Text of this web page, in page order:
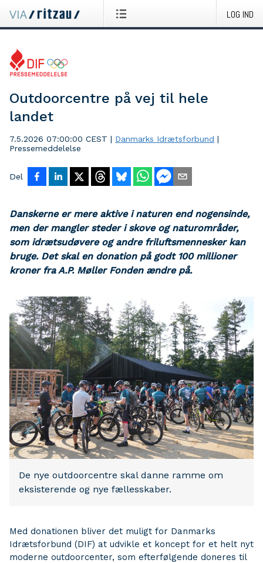
LOG IND
Outdoorcentre på vej til hele
landet
7.5.2026 07:00:00 CEST | Danmarks Idrætsforbund |
Pressemeddelelse
Del
Danskerne er mere aktive i naturen end nogensinde,
men der mangler steder i skove og naturområder,
som idrætsudøvere og andre friluftsmennesker kan
bruge. Det skal en donation på godt 100 millioner
kroner fra A.P. Møller Fonden ændre på.
De nye outdoorcentre skal danne ramme om
eksisterende og nye fællesskaber.
Med donationen bliver det muligt for Danmarks
Idrætsforbund (DIF) at udvikle et koncept for et helt nyt
moderne outdoorcenter, som efterfølgende doneres til